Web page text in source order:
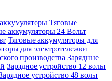
Тяговые
аккумуляторы 24 Вольт
Тяговые аккумуляторы для
для электротележки
производства Зарядные
Зарядное устройство 12 вольт
устройство 48 вольт